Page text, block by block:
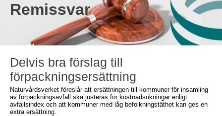
Remissvar
Delvis bra förslag till
förpackningsersättning
Naturvårdsverket föreslår att ersättningen till kommuner för insamling
av förpackningsavfall ska justeras för kostnadsökningar enligt
avfallsindex och att kommuner med låg befolkningstäthet kan ges en
extra ersättning.